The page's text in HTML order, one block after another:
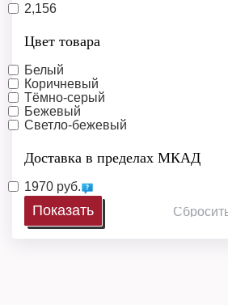
2,156
Цвет товара
Белый
Коричневый
Тёмно-серый
Бежевый
Светло-бежевый
Доставка в пределах МКАД
1970 руб.